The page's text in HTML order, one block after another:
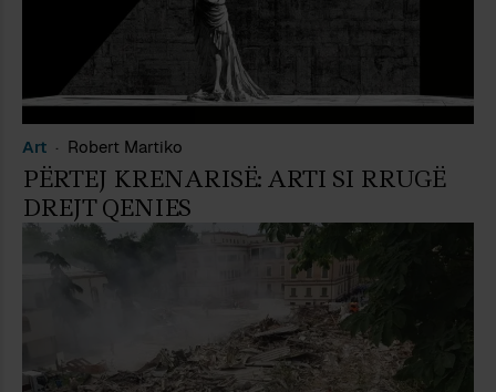
Art Robert Martiko
PËRTEJ KRENARISË: ARTI SI RRUGË
DREJT QENIES